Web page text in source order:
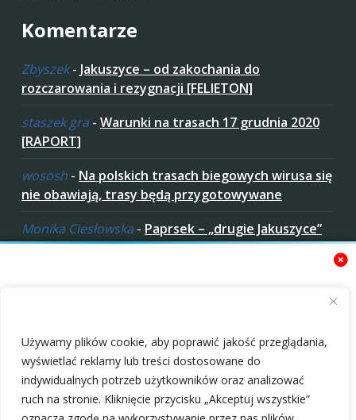
Używamy plików cookie, aby poprawić jakość przeglądania,
wyświetlać reklamy lub treści dostosowane do
indywidualnych potrzeb użytkowników oraz analizować
ruch na stronie. Kliknięcie przycisku „Akceptuj wszystkie”
Komentarze
Zbyszek- Jakuszyce – od zakochania do
rozczarowania i rezygnacji [FELIETON]
staszek gra - Warunki na trasach 17 grudnia 2020
[RAPORT]
wososh - Na polskich trasach biegowych wirusa się
nie obawiają, trasy będą przygotowywane
Monika Ciesłowska - Paprsek – „drugie Jakuszyce”
w „czeskich Bieszczadach”